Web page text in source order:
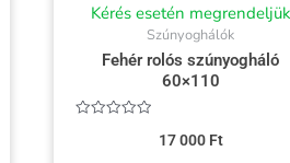
Kérés esetén megrendeljük
Szúnyoghálók
Fehér rolós szúnyogháló
60×110
17 000 Ft